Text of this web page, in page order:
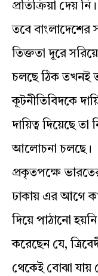
প্রতিক্রিয়া দেয় নি।
তবে বাংলাদেশের
তিক্ততা দূরে
চলছে ঠিক তখনই
কূটনীতিবিদকে
দায়িত্ব দিয়েছে
আলোচনা চলছে।
প্রকৃতপক্ষে
ঢাকায় এর আগে
দিয়ে পাঠানো
করেছেন যে,
থেকেই বোঝা যায়